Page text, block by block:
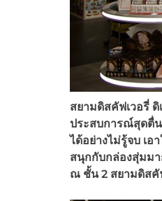
สยามดิสคัฟเวอรี่
ประสบการณ์สุดตื่
ได้อย่างไม่รู้จบ เ
สนุกกับกล่องสุ่มม
ณ ชั้น 2 สยามดิสคั